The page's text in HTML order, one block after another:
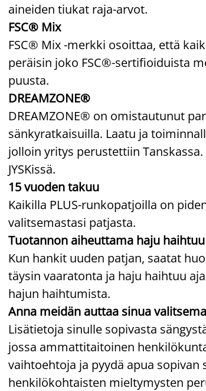
aineiden tiukat raja-arvot.
FSC® Mix
FSC® Mix -merkki osoittaa, että
peräisin joko FSC®-sertifioiduista
puusta.
DREAMZONE®
DREAMZONE® on omistautunut
sänkyratkaisuilla. Laatu ja
jolloin yritys perustettiin
JYSKissä.
15 vuoden takuu
Kaikilla PLUS-runkopatjoilla on
valitsemastasi patjasta.
Tuotannon aiheuttama haju
Kun hankit uuden patjan, saatat
täysin vaaratonta ja haju haihtuu
hajun haihtumista.
Anna meidän auttaa sinua
Lisätietoja sinulle sopivasta
jossa ammattitaitoinen
vaihtoehtoja ja pyydä apua
henkilökohtaisten mieltymysten